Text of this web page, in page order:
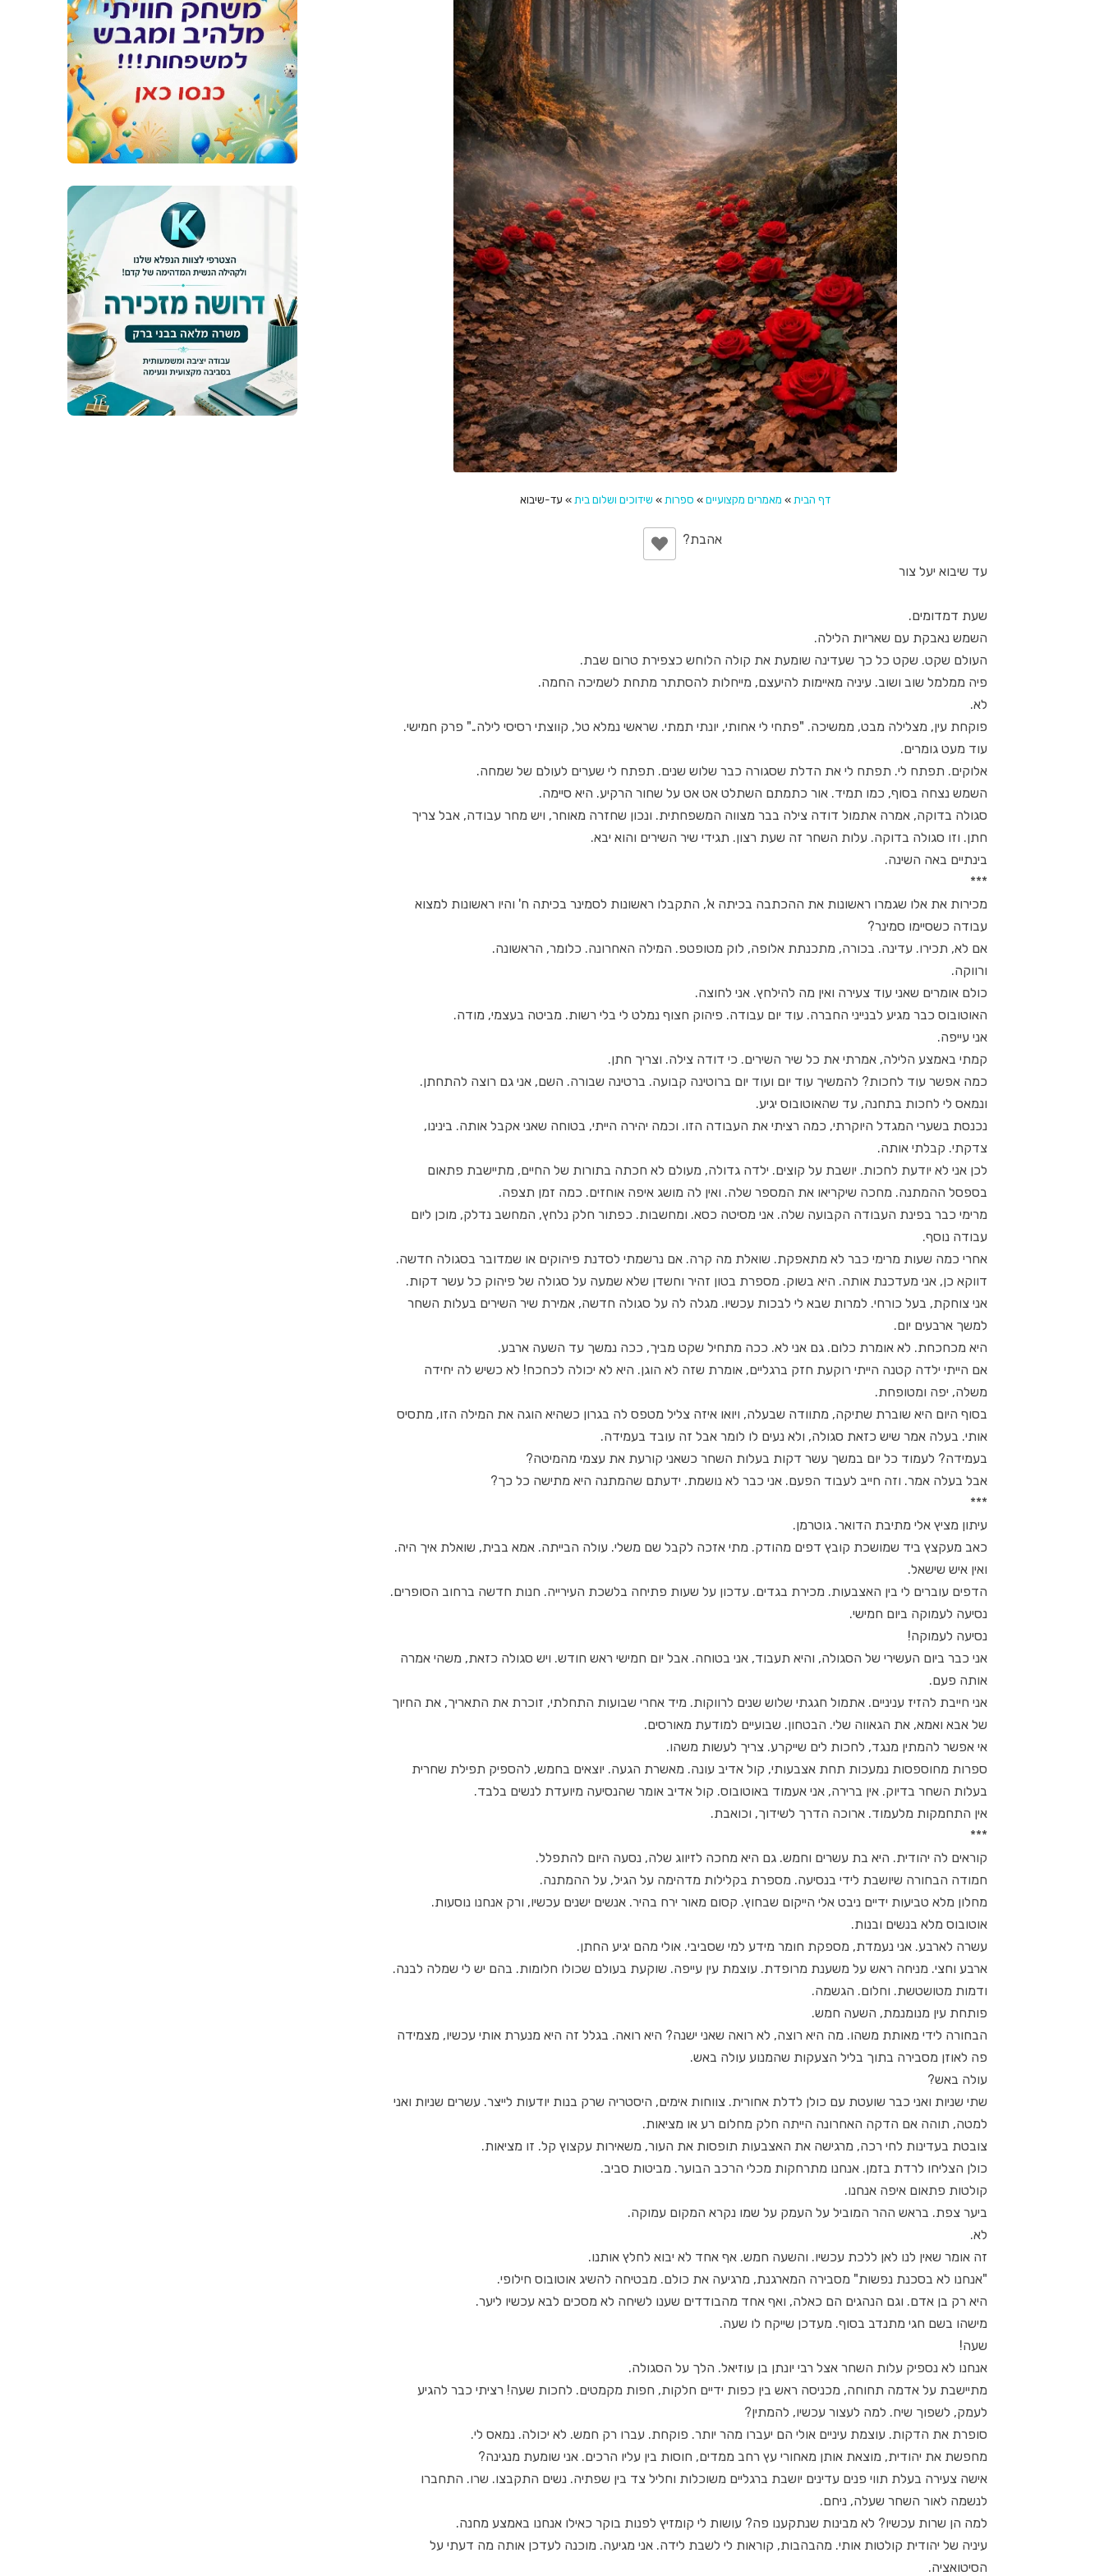
דף הבית » מאמרים מקצועיים» ספרות » שידוכים ושלום בית » עד-שיבוא
עד שיבוא יעל צור
שעת דמדומים.
השמש נאבקת עם שאריות הלילה.
העולם שקט. שקט כל כך שעדינה שומעת את קולה הלוחש כצפירת טרום שבת.
פיה ממלמל שוב ושוב. עיניה מאיימות להיעצם, מייחלות להסתתר מתחת לשמיכה החמה.
לא.
פוקחת עין, מצלילה מבט, ממשיכה. "פתחי לי אחותי, יונתי תמתי. שראשי נמלא טל, קווצתי רסיסי לילה.." פרק חמישי.
עוד מעט גומרים.
אלוקים. תפתח לי. תפתח לי את הדלת שסגורה כבר שלוש שנים. תפתח לי שערים לעולם של שמחה.
השמש נצחה בסוף, כמו תמיד. אור כתמתם השתלט אט אט על שחור הרקיע. היא סיימה.
סגולה בדוקה, אמרה אתמול דודה צילה בבר מצווה המשפחתית. ונכון שחזרה מאוחר, ויש מחר עבודה, אבל צריך
חתן. וזו סגולה בדוקה. עלות השחר זה שעת רצון. תגידי שיר השירים והוא יבא.
בינתיים באה השינה.
***
מכירות את אלו שגמרו ראשונות את ההכתבה בכיתה א', התקבלו ראשונות לסמינר בכיתה ח' והיו ראשונות למצוא
עבודה כשסיימו סמינר?
אם לא, תכירו. עדינה. בכורה, מתכנתת אלופה, לוק מטופטפ. המילה האחרונה. כלומר, הראשונה.
ורווקה.
כולם אומרים שאני עוד צעירה ואין מה להילחץ. אני לחוצה.
האוטובוס כבר מגיע לבנייני החברה. עוד יום עבודה. פיהוק חצוף נמלט לי בלי רשות. מביטה בעצמי, מודה.
אני עייפה.
קמתי באמצע הלילה, אמרתי את כל שיר השירים. כי דודה צילה. וצריך חתן.
כמה אפשר עוד לחכות? להמשיך עוד יום ועוד יום ברוטינה קבועה. ברטינה שבורה. השם, אני גם רוצה להתחתן.
ונמאס לי לחכות בתחנה, עד שהאוטובוס יגיע.
נכנסת בשערי המגדל היוקרתי, כמה רציתי את העבודה הזו. וכמה יהירה הייתי, בטוחה שאני אקבל אותה. בינינו,
צדקתי. קבלתי אותה.
לכן אני לא יודעת לחכות. יושבת על קוצים. ילדה גדולה, מעולם לא חכתה בתורות של החיים, מתיישבת פתאום
בספסל ההמתנה. מחכה שיקריאו את המספר שלה. ואין לה מושג איפה אוחזים. כמה זמן תצפה.
מרימי כבר בפינת העבודה הקבועה שלה. אני מסיטה כסא. ומחשבות. כפתור חלק נלחץ, המחשב נדלק, מוכן ליום
עבודה נוסף.
אחרי כמה שעות מרימי כבר לא מתאפקת. שואלת מה קרה. אם נרשמתי לסדנת פיהוקים או שמדובר בסגולה חדשה.
דווקא כן, אני מעדכנת אותה. היא בשוק. מספרת בטון זהיר וחשדן שלא שמעה על סגולה של פיהוק כל עשר דקות.
אני צוחקת, בעל כורחי. למרות שבא לי לבכות עכשיו. מגלה לה על סגולה חדשה, אמירת שיר השירים בעלות השחר
למשך ארבעים יום.
היא מכחכחת. לא אומרת כלום. גם אני לא. ככה מתחיל שקט מביך, ככה נמשך עד השעה ארבע.
אם הייתי ילדה קטנה הייתי רוקעת חזק ברגליים, אומרת שזה לא הוגן. היא לא יכולה לכחכח! לא כשיש לה יחידה
משלה, יפה ומטופחת.
בסוף היום היא שוברת שתיקה, מתוודה שבעלה, ויואו איזה צליל מטפס לה בגרון כשהיא הוגה את המילה הזו, מתסיס
אותי. בעלה אמר שיש כזאת סגולה, ולא נעים לו לומר אבל זה עובד בעמידה.
בעמידה? לעמוד כל יום במשך עשר דקות בעלות השחר כשאני קורעת את עצמי מהמיטה?
אבל בעלה אמר. וזה חייב לעבוד הפעם. אני כבר לא נושמת. ידעתם שהמתנה היא מתישה כל כך?
***
עיתון מציץ אלי מתיבת הדואר. גוטרמן.
כאב מעקצץ ביד שמושכת קובץ דפים מהודק. מתי אזכה לקבל שם משלי. עולה הבייתה. אמא בבית, שואלת איך היה.
ואין איש שישאל.
הדפים עוברים לי בין האצבעות. מכירת בגדים. עדכון על שעות פתיחה בלשכת העירייה. חנות חדשה ברחוב הסופרים.
נסיעה לעמוקה ביום חמישי.
נסיעה לעמוקה!
אני כבר ביום העשירי של הסגולה, והיא תעבוד, אני בטוחה. אבל יום חמישי ראש חודש. ויש סגולה כזאת, משהי אמרה
אותה פעם.
אני חייבת להזיז עניניים. אתמול חגגתי שלוש שנים לרווקות. מיד אחרי שבועות התחלתי, זוכרת את התאריך, את החיוך
של אבא ואמא, את הגאווה שלי. הבטחון. שבועיים למודעת מאורסים.
אי אפשר להמתין מנגד, לחכות לים שייקרע. צריך לעשות משהו.
ספרות מחוספסות נמעכות תחת אצבעותי, קול אדיב עונה. מאשרת הגעה. יוצאים בחמש, להספיק תפילת שחרית
בעלות השחר בדיוק. אין ברירה, אני אעמוד באוטובוס. קול אדיב אומר שהנסיעה מיועדת לנשים בלבד.
אין התחמקות מלעמוד. ארוכה הדרך לשידוך, וכואבת.
***
קוראים לה יהודית. היא בת עשרים וחמש. גם היא מחכה לזיווג שלה, נסעה היום להתפלל.
חמודה הבחורה שיושבת לידי בנסיעה. מספרת בקלילות מדהימה על הגיל, על ההמתנה.
מחלון מלא טביעות ידיים ניבט אלי הייקום שבחוץ. קסום מאור ירח בהיר. אנשים ישנים עכשיו, ורק אנחנו נוסעות.
אוטובוס מלא בנשים ובנות.
עשרה לארבע. אני נעמדת, מספקת חומר מידע למי שסביבי. אולי מהם יגיע החתן.
ארבע וחצי. מניחה ראש על משענת מרופדת. עוצמת עין עייפה. שוקעת בעולם שכולו חלומות. בהם יש לי שמלה לבנה.
ודמות מטושטשת. וחלום. הגשמה.
פותחת עין מנומנמת, השעה חמש.
הבחורה לידי מאותת משהו. מה היא רוצה, לא רואה שאני ישנה? היא רואה. בגלל זה היא מנערת אותי עכשיו, מצמידה
פה לאוזן מסבירה בתוך בליל הצעקות שהמנוע עולה באש.
עולה באש?
שתי שניות ואני כבר שועטת עם כולן לדלת אחורית. צווחות אימים, היסטריה שרק בנות יודעות לייצר. עשרים שניות ואני
למטה, תוהה אם הדקה האחרונה הייתה חלק מחלום רע או מציאות.
צובטת בעדינות לחי רכה, מרגישה את האצבעות תופסות את העור, משאירות עקצוץ קל. זו מציאות.
כולן הצליחו לרדת בזמן. אנחנו מתרחקות מכלי הרכב הבוער. מביטות סביב.
קולטות פתאום איפה אנחנו.
ביער צפת. בראש ההר המוביל על העמק על שמו נקרא המקום עמוקה.
לא.
זה אומר שאין לנו לאן ללכת עכשיו. והשעה חמש. אף אחד לא יבוא לחלץ אותנו.
"אנחנו לא בסכנת נפשות" מסבירה המארגנת, מרגיעה את כולם. מבטיחה להשיג אוטובוס חילופי.
היא רק בן אדם. וגם הנהגים הם כאלה, ואף אחד מהבודדים שענו לשיחה לא מסכים לבא עכשיו ליער.
מישהו בשם חגי מתנדב בסוף. מעדכן שייקח לו שעה.
שעה!
אנחנו לא נספיק עלות השחר אצל רבי יונתן בן עוזיאל. הלך על הסגולה.
מתיישבת על אדמה תחוחה, מכניסה ראש בין כפות ידיים חלקות, חפות מקמטים. לחכות שעה! רציתי כבר להגיע
לעמק, לשפוך שיח. למה לעצור עכשיו, להמתין?
סופרת את הדקות. עוצמת עיניים אולי הם יעברו מהר יותר. פוקחת. עברו רק חמש. לא יכולה. נמאס לי.
מחפשת את יהודית, מוצאת אותן מאחורי עץ רחב ממדים, חוסות בין עליו הרכים. אני שומעת מנגינה?
אישה צעירה בעלת תווי פנים עדינים יושבת ברגליים משוכלות וחליל צד בין שפתיה. נשים התקבצו. שרו. התחברו
לנשמה לאור השחר שעלה, ניחם.
למה הן שרות עכשיו? לא מבינות שנתקענו פה? עושות לי קומזיץ לפנות בוקר כאילו אנחנו באמצע מחנה.
עיניה של יהודית קולטות אותי. מהבהבות, קוראות לי לשבת לידה. אני מגיעה. מוכנה לעדכן אותה מה דעתי על
הסיטואציה.